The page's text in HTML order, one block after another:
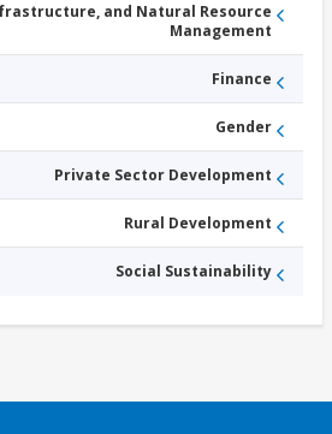
Infrastructure, and Natural Resource
Management
Finance
Gender
Private Sector Development
Rural Development
Social Sustainability